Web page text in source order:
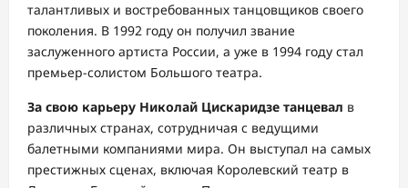
талантливых и востребованных танцовщиков своего
поколения. В 1992 году он получил звание
заслуженного артиста России, а уже в 1994 году стал
премьер-солистом Большого театра.
За свою карьеру Николай Цискаридзе танцевал в
различных странах, сотрудничая с ведущими
балетными компаниями мира. Он выступал на самых
престижных сценах, включая Королевский театр в